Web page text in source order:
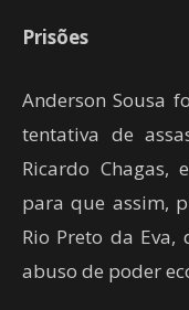
Prisões
Anderson Sousa
tentativa de
Ricardo Chagas,
para que assim,
Rio Preto da
abuso de poder